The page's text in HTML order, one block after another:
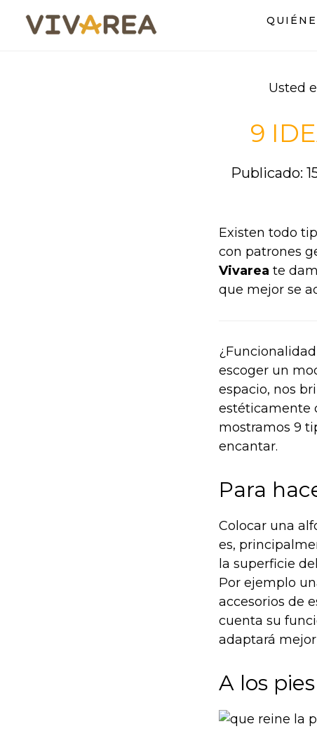
Usted
9
Publicado:
Existen todo
con patrones
Vivarea te
que mejor se
escoger un
espacio, nos
estéticamente
mostramos 9
encantar.
Para
Colocar una
es,
la superficie
Por ejemplo
accesorios de
cuenta su
adaptará
A los